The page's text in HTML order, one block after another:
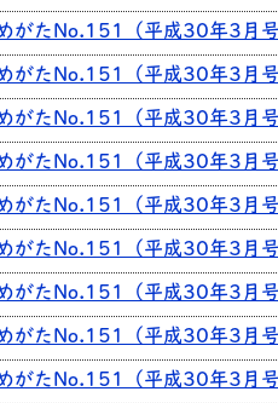
がたNo.151（平成30年3月
がたNo.151（平成30年3月
がたNo.151（平成30年3月
がたNo.151（平成30年3月
がたNo.151（平成30年3月
がたNo.151（平成30年3月
がたNo.151（平成30年3月
がたNo.151（平成30年3月
がたNo.151（平成30年3月